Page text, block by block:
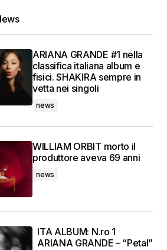
ARIANA GRANDE #1 nella
classifica italiana album e
fisici. SHAKIRA sempre in
vetta nei singoli
news
WILLIAM ORBIT morto il
produttore aveva 69 anni
news
ITA ALBUM: N.ro 1
ARIANA GRANDE – “Petal”